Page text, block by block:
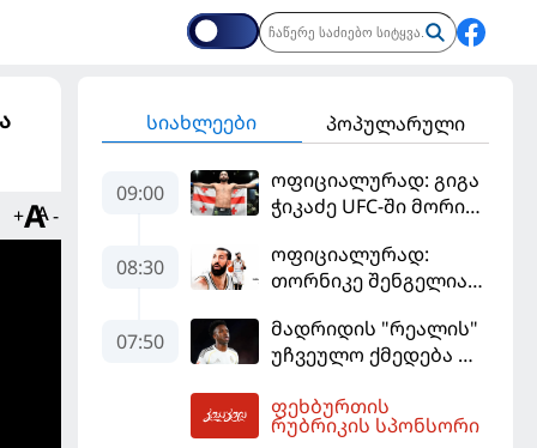
+ -
სიახლეები პოპულარული
09:00
ოფიციალურად: გიგა
ჭიკაძე UFC-ში მორიგ
სექტემბერში
გამართავს
08:30
ოფიციალურად:
თორნიკე შენგელია
კალათბურთელია
07:50
მადრიდის "რეალის"
უჩვეულო ქმედება და
ვინისიუსის
მომავალი გადაწყდა
ფეხბურთის
რუბრიკის სპონსორი